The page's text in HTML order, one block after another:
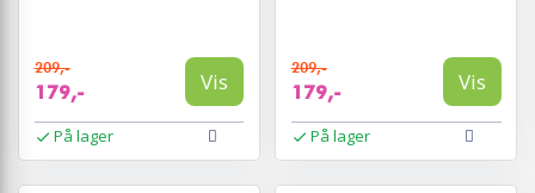
209,-
179,- Vis
På lager
209,-
179,- Vis
På lager